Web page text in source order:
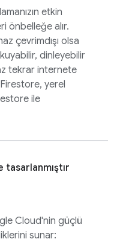
etkin
önbelleğe alır.
çevrimdışı olsa
dinleyebilir
tekrar internete
, yerel
ile
Cloud'nin güçlü
sunar: